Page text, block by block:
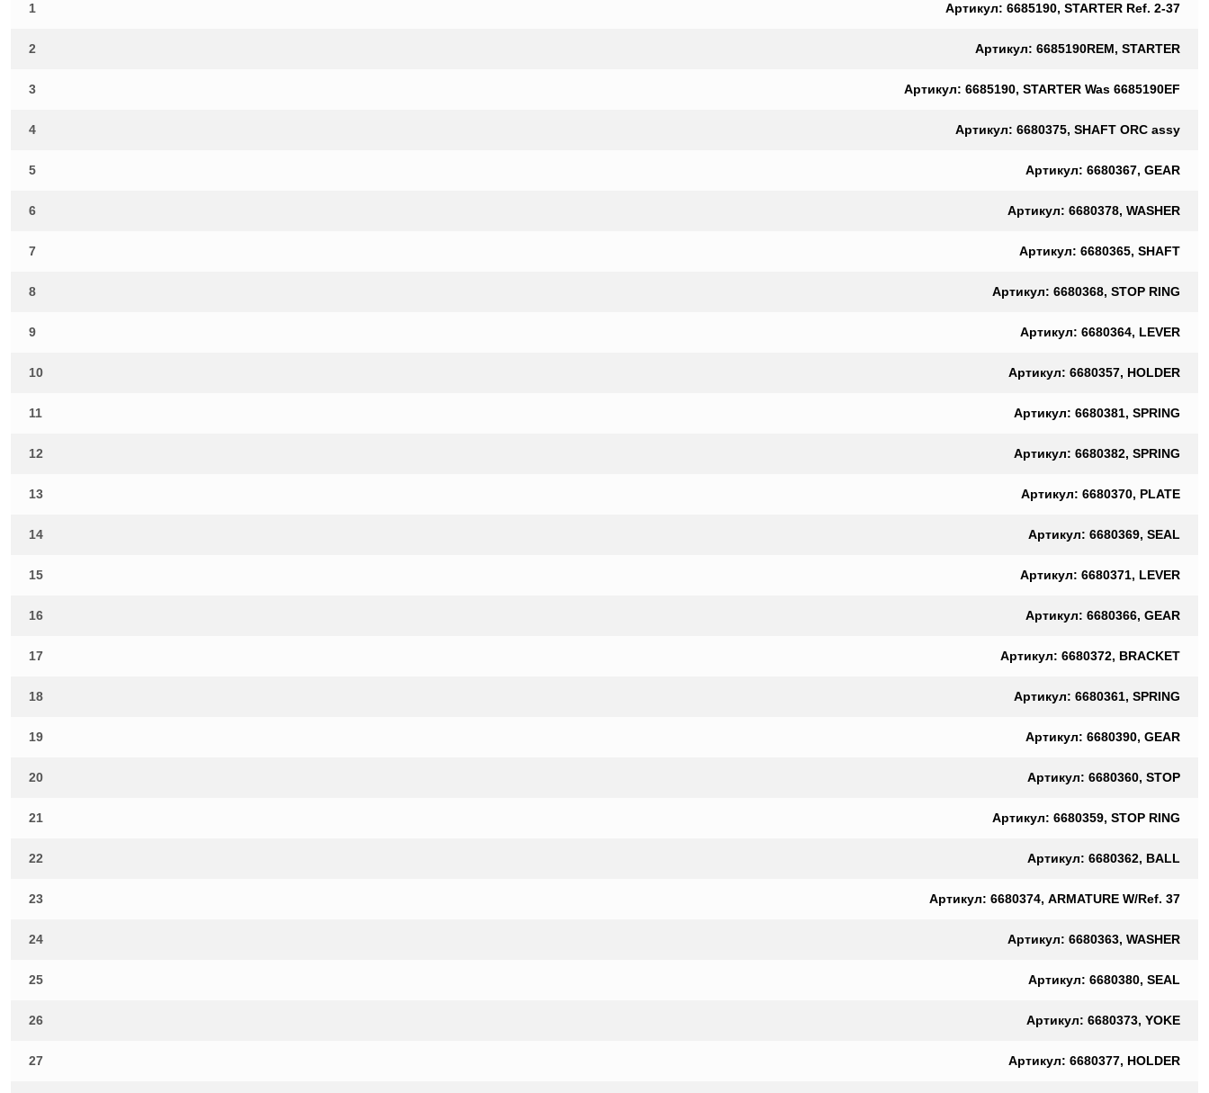
1 Артикул: 6685190, STARTER Ref. 2-37
2 Артикул: 6685190REM, STARTER
3 Артикул: 6685190, STARTER Was 6685190EF
4 Артикул: 6680375, SHAFT ORC assy
5 Артикул: 6680367, GEAR
6 Артикул: 6680378, WASHER
7 Артикул: 6680365, SHAFT
8 Артикул: 6680368, STOP RING
9 Артикул: 6680364, LEVER
10 Артикул: 6680357, HOLDER
11 Артикул: 6680381, SPRING
12 Артикул: 6680382, SPRING
13 Артикул: 6680370, PLATE
14 Артикул: 6680369, SEAL
15 Артикул: 6680371, LEVER
16 Артикул: 6680366, GEAR
17 Артикул: 6680372, BRACKET
18 Артикул: 6680361, SPRING
19 Артикул: 6680390, GEAR
20 Артикул: 6680360, STOP
21 Артикул: 6680359, STOP RING
22 Артикул: 6680362, BALL
23 Артикул: 6680374, ARMATURE W/Ref. 37
24 Артикул: 6680363, WASHER
25 Артикул: 6680380, SEAL
26 Артикул: 6680373, YOKE
27 Артикул: 6680377, HOLDER